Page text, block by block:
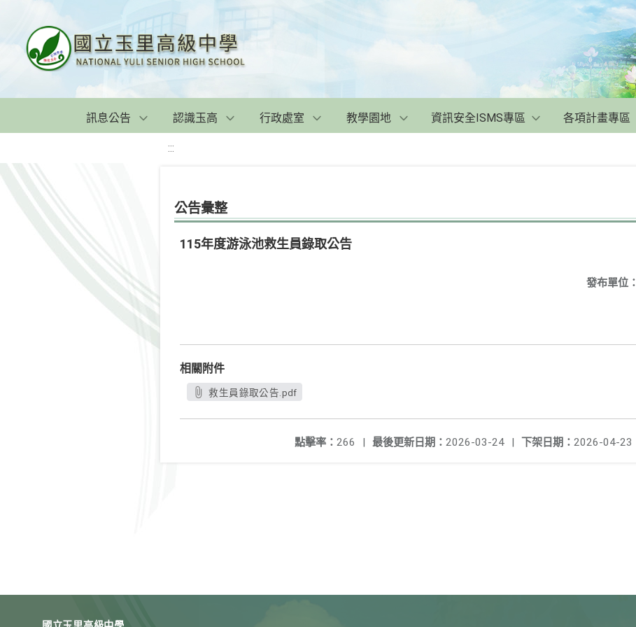
訊息公告 認識玉高 行政處室 教學園地 資訊安全ISMS專區 各項計畫專區
:::
公告彙整
115年度游泳池救生員錄取公告
發布單位：
相關附件
救生員錄取公告.pdf
下架日期： 2026-04-23
最後更新日期： 2026-03-24 |
點擊率： 266 |